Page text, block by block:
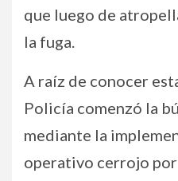
que luego de
la fuga.
A raíz de conocer
Policía comenzó la
mediante la
operativo cerrojo por